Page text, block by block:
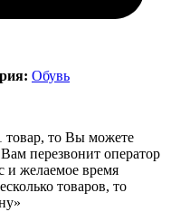
Обувь
товар, то Вы можете
перезвонит оператор
и желаемое время
товаров, то